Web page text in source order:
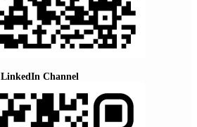
LinkedIn Channel